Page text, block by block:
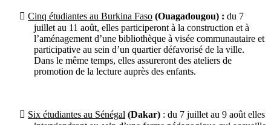
 Cinq étudiantes au Burkina Faso (Ouagadougou) :du 7
juillet au 11 août, elles participeront à la construction et à
l’aménagement d’une bibliothèque à visée communautaire et
participative au sein d’un quartier défavorisé de la ville.
Dans le même temps, elles assureront des ateliers de
promotion de la lecture auprès des enfants.
 Six étudiantes au Sénégal (Dakar) : du 7 juillet au 9 août elles